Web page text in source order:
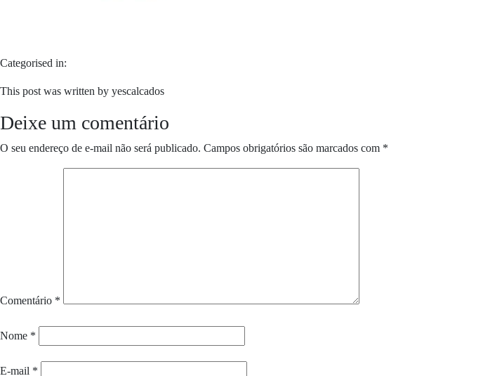
Categorised in:
This post was written by yescalcados
Deixe um comentário
O seu endereço de e-mail não será publicado. Campos obrigatórios são marcados com *
Comentário *
Nome *
E-mail *